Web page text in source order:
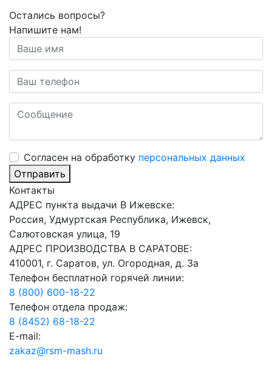
Остались вопросы?
Напишите нам!
Cогласен на обработку персональных данных
Отправить
Контакты
АДРЕС пункта выдачи В Ижевске:
Россия, Удмуртская Республика, Ижевск,
Салютовская улица, 19
АДРЕС ПРОИЗВОДСТВА В САРАТОВЕ:
410001, г. Саратов, ул. Огородная, д. 3а
Телефон бесплатной горячей линии:
8 (800) 600-18-22
Телефон отдела продаж:
8 (8452) 68-18-22
E-mail:
zakaz@rsm-mash.ru